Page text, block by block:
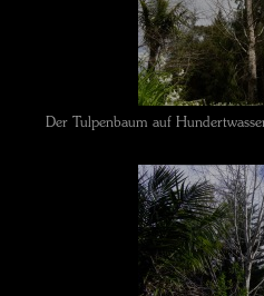
Der Tulpenbaum auf